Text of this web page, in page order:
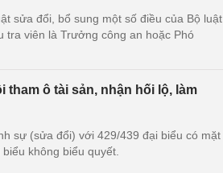
sửa đổi, bổ sung một số điều của Bộ luật
tra viên là Trưởng công an hoặc Phó
ô tài sản, nhận hối lộ, làm
sự (sửa đổi) với 429/439 đại biểu có mặt
không biểu quyết.